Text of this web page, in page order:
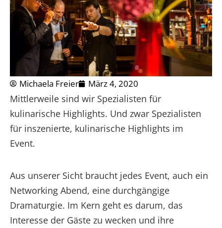
Michaela Freier März 4, 2020
Mittlerweile sind wir Spezialisten für
kulinarische Highlights. Und zwar Spezialisten
für inszenierte, kulinarische Highlights im
Event.
Aus unserer Sicht braucht jedes Event, auch ein
Networking Abend, eine durchgängige
Dramaturgie. Im Kern geht es darum, das
Interesse der Gäste zu wecken und ihre